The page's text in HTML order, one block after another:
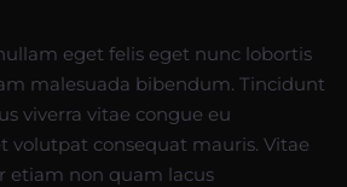
eget felis eget nunc lobortis
malesuada bibendum. Tincidunt
viverra vitae congue eu
volutpat consequat mauris. Vitae
etiam non quam lacus